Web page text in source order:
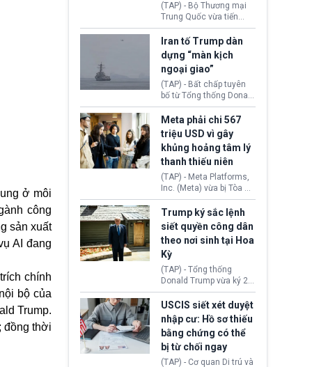
ở môi
công
sản xuất
AI đang
chính
bộ của
Trump.
đồng thời
(TAP) - Bộ Thương mại
Trung Quốc vừa tiến
hành áp đặt lệnh trừng
phạt lên hàng loạt thực
thể và siết chặt kiểm
soát xuất khẩu máy bay
không người lái (UAV)
sang Hoa Kỳ. Động thái
này nhằm đáp trả các
biện pháp hạn chế
thương mại, áp thuế mới
cùng lệnh cấm công
nghệ gần đây từ phía
Washington.
Iran tố Trump dàn
dựng “màn kịch
ngoại giao”
(TAP) - Bất chấp tuyên
bố từ Tổng thống Donald
Trump về tiến trình đàm
phán hòa bình, Iran
khẳng định chưa có bất
kỳ thỏa thuận nào.
Tehran cho rằng, Hoa Kỳ
chỉ đang dàn dựng “màn
kịch ngoại giao” để xoa
dịu căng thẳng.
Meta phải chi 567
triệu USD vì gây
khủng hoảng tâm lý
thanh thiếu niên
(TAP) - Meta Platforms,
Inc. (Meta) vừa bị Tòa án
bang New Mexico yêu
cầu đóng góp 567 triệu
USD vào một quỹ khắc
phục hậu quả. Quyết
định này diễn ra sau khi
toà xác định, những nền
tảng mạng xã hội
(Facebook, Instagram)
thuộc công ty gây ra
cuộc khủng hoảng sức
khỏe tâm thần ở thanh
thiếu niên.
Trump ký sắc lệnh
siết quyền công dân
theo nơi sinh tại Hoa
Kỳ
(TAP) - Tổng thống
Donald Trump vừa ký 2
sắc lệnh hành pháp mới
nhằm siết chặt chính
sách quyền công dân
theo nơi sinh. Động thái
diễn ra sau khi Tòa án
Tối cao Hoa Kỳ
(SCOTUS) hôm 30/7
USCIS siết xét duyệt
nhập cư: Hồ sơ thiếu
bằng chứng có thể
bị từ chối ngay
(TAP) - Cơ quan Di trú và